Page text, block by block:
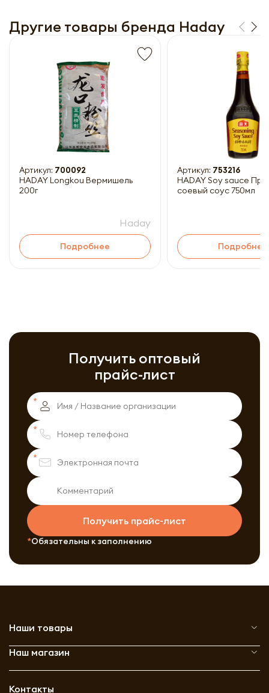
Другие товары бренда Haday
Артикул: 700092
HADAY Longkou Вермишель
200г
Haday
Подробнее
Артикул: 753216
HADAY Soy sauce
соевый соус 750мл
Подробнее
Получить оптовый
прайс-лист
Получить прайс-лист
Обязательны к заполнению
Получить прайс-лист
Обязательны к заполнению
Наши товары
Наш магазин
Контакты